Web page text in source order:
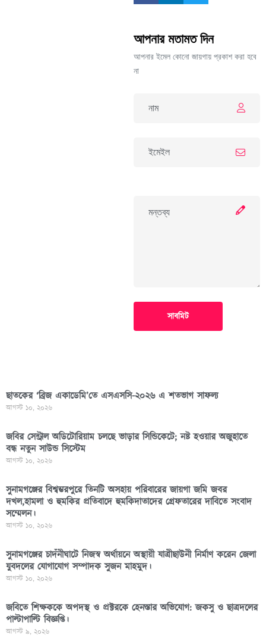
আপনার মতামত দিন
আপনার ইমেল কোনো জায়গায় প্রকাশ করা হবে
না
সাবমিট
ছাতকের ‘ব্রিজ একাডেমি’তে এসএসসি-২০২৬ এ শতভাগ সাফল্য
আগস্ট ১০, ২০২৬
জবির সেন্ট্রাল অডিটোরিয়াম চলছে ভাড়ার সিন্ডিকেটে; নষ্ট হওয়ার অজুহাতে
বন্ধ নতুন সাউন্ড সিস্টেম
আগস্ট ১০, ২০২৬
সুনামগঞ্জের বিশ্বম্ভরপুরে তিনটি অসহায় পরিবারের জায়গা জমি জবর
দখল,হামলা ও হুমকির প্রতিবাদে হুমকিদাতাদের গ্রেফতারের দাবিতে সংবাদ
সম্মেলন।
আগস্ট ১০, ২০২৬
সুনামগঞ্জের চাদঁনীঘাটে নিজস্ব অর্থায়নে অস্থায়ী যাত্রীছাউনী নির্মাণ করেন জেলা
যুবদলের যোগাযোগ সম্পাদক সুজন মাহমুদ।
আগস্ট ১০, ২০২৬
জবিতে শিক্ষককে অপদস্থ ও প্রক্টরকে হেনস্তার অভিযোগ: জকসু ও ছাত্রদলের
পাল্টাপাল্টি বিজ্ঞপ্তি।
আগস্ট ৯, ২০২৬